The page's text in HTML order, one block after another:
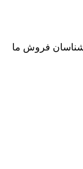
فروش ما